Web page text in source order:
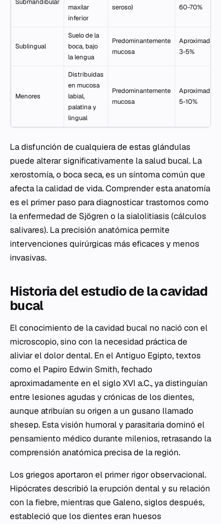
Submandibular
maxilar
inferior
seroso)
60-70%
Sublingual
Suelo de la
boca, bajo
la lengua
Predominantemente
mucosa
3-5%
Menores
Distribuidas
en mucosa
labial,
palatina y
lingual
Predominantemente
mucosa
5-10%
La disfunción de cualquiera de estas glándulas
puede alterar significativamente la salud bucal. La
xerostomía, o boca seca, es un síntoma común que
afecta la calidad de vida. Comprender esta anatomía
es el primer paso para diagnosticar trastornos como
la enfermedad de Sjögren o la sialolitiasis (cálculos
salivares). La precisión anatómica permite
intervenciones quirúrgicas más eficaces y menos
invasivas.
Historia del estudio de la cavidad
bucal
El conocimiento de la cavidad bucal no nació con el
microscopio, sino con la necesidad práctica de
aliviar el dolor dental. En el Antiguo Egipto, textos
como el Papiro Edwin Smith, fechado
aproximadamente en el siglo XVI a.C., ya distinguían
entre lesiones agudas y crónicas de los dientes,
aunque atribuían su origen a un gusano llamado
shesep. Esta visión humoral y parasitaria dominó el
pensamiento médico durante milenios, retrasando la
comprensión anatómica precisa de la región.
Los griegos aportaron el primer rigor observacional.
Hipócrates describió la erupción dental y su relación
con la fiebre, mientras que Galeno, siglos después,
estableció que los dientes eran huesos